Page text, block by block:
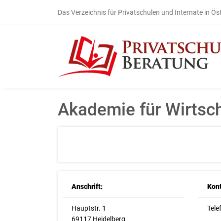
Das Verzeichnis für Privatschulen und Internate in
Akademie für
Anschrift:
Hauptstr. 1
69117 Heidelberg